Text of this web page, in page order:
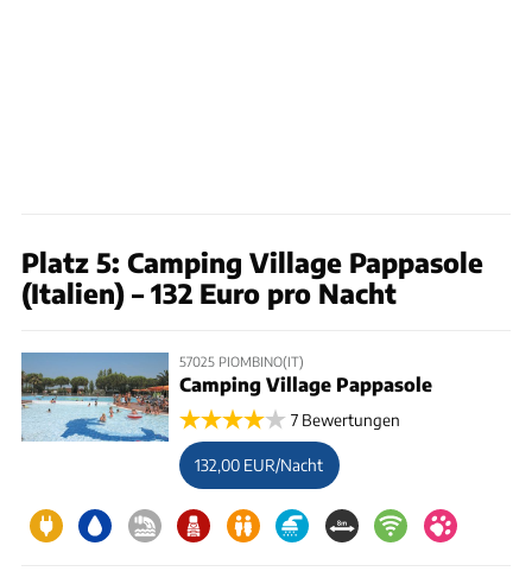
Platz 5: Camping Village Pappasole
(Italien) – 132 Euro pro Nacht
57025 PIOMBINO(IT)
Camping Village Pappasole
7 Bewertungen
132,00 EUR/Nacht